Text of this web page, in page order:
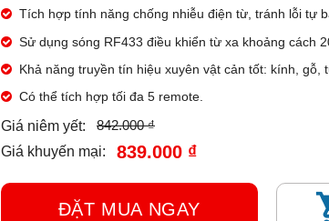
Tích hợp tính năng chống nhiễu điện từ, tránh lỗi tự
Sử dụng sóng RF433 điều khiển từ xa khoảng cách
Khả năng truyền tín hiệu xuyên vật cản tốt: kính, gỗ,
Có thể tích hợp tối đa 5 remote.
Giá niêm yết:
842.000 ₫
Giá khuyến mại:
839.000 ₫
ĐẶT MUA NGAY